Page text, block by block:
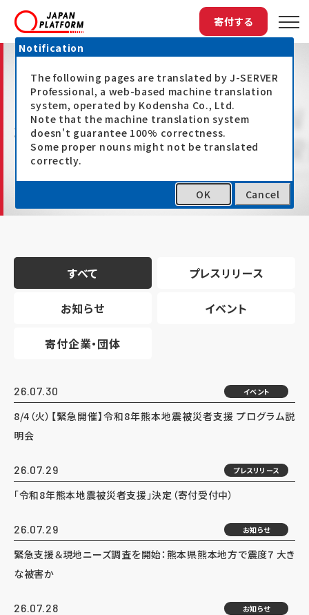
寄付する
最新情報
すべて プレスリリース
お知らせ イベント
寄付企業・団体
26.07.30 イベント
8/4（火）【緊急開催】令和8年熊本地震被災者支援 プログラム説
明会
26.07.29 プレスリリース
「令和8年熊本地震被災者支援」決定（寄付受付中）
26.07.29 お知らせ
緊急支援＆現地ニーズ調査を開始：熊本県熊本地方で震度7 大き
な被害か
26.07.28 お知らせ
Notification
The following pages are translated by J-SERVER
Professional, a web-based machine translation
system, operated by Kodensha Co., Ltd.
Note that the machine translation system
doesn't guarantee 100% correctness.
Some proper nouns might not be translated
correctly.
OK Cancel